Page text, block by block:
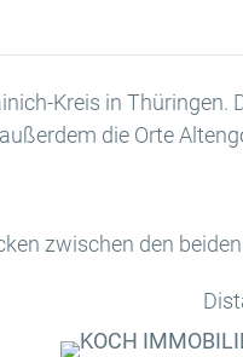
Kreis in Thüringen.
die Orte
zwischen den